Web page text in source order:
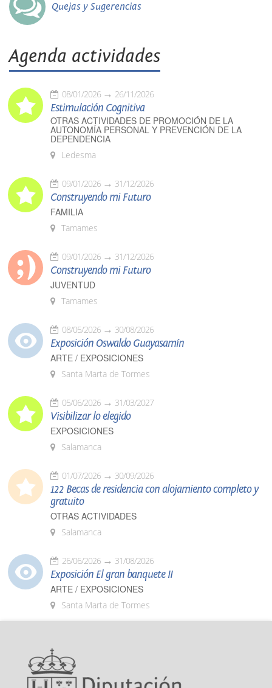
Quejas y Sugerencias
Agenda actividades
08/01/2026 26/11/2026
Estimulación Cognitiva
OTRAS ACTIVIDADES DE PROMOCIÓN DE LA
AUTONOMÍA PERSONAL Y PREVENCIÓN DE LA
DEPENDENCIA
Ledesma
09/01/2026 31/12/2026
Construyendo mi Futuro
FAMILIA
Tamames
09/01/2026 31/12/2026
Construyendo mi Futuro
JUVENTUD
Tamames
08/05/2026 30/08/2026
Exposición Oswaldo Guayasamín
ARTE / EXPOSICIONES
Santa Marta de Tormes
05/06/2026 31/03/2027
Visibilizar lo elegido
EXPOSICIONES
Salamanca
01/07/2026 30/09/2026
122 Becas de residencia con alojamiento completo y
gratuito
OTRAS ACTIVIDADES
Salamanca
26/06/2026 31/08/2026
Exposición El gran banquete II
ARTE / EXPOSICIONES
Santa Marta de Tormes